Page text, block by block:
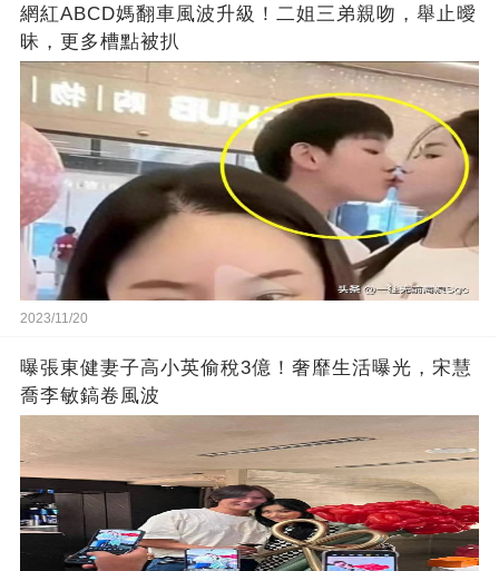
網紅ABCD媽翻車風波升級！二姐三弟親吻，舉止曖
昧，更多槽點被扒
2023/11/20
曝張東健妻子高小英偷稅3億！奢靡生活曝光，宋慧
喬李敏鎬卷風波